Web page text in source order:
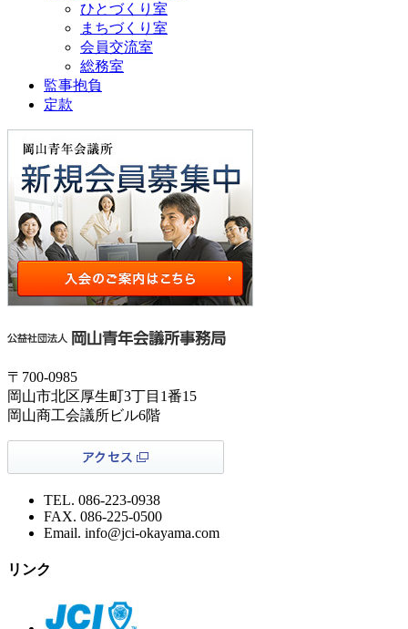
ひとづくり室
まちづくり室
会員交流室
総務室
監事抱負
定款
〒700-0985
岡山市北区厚生町3丁目1番15
岡山商工会議所ビル6階
TEL. 086-223-0938
FAX. 086-225-0500
Email. info@jci-okayama.com
リンク